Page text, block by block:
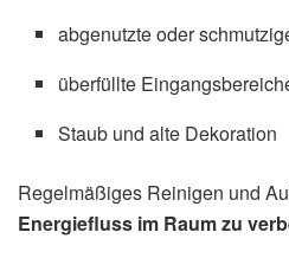
abgenutzte oder
überfüllte
Staub und alte Dekoration
Regelmäßiges Reinigen und
Energiefluss im Raum zu